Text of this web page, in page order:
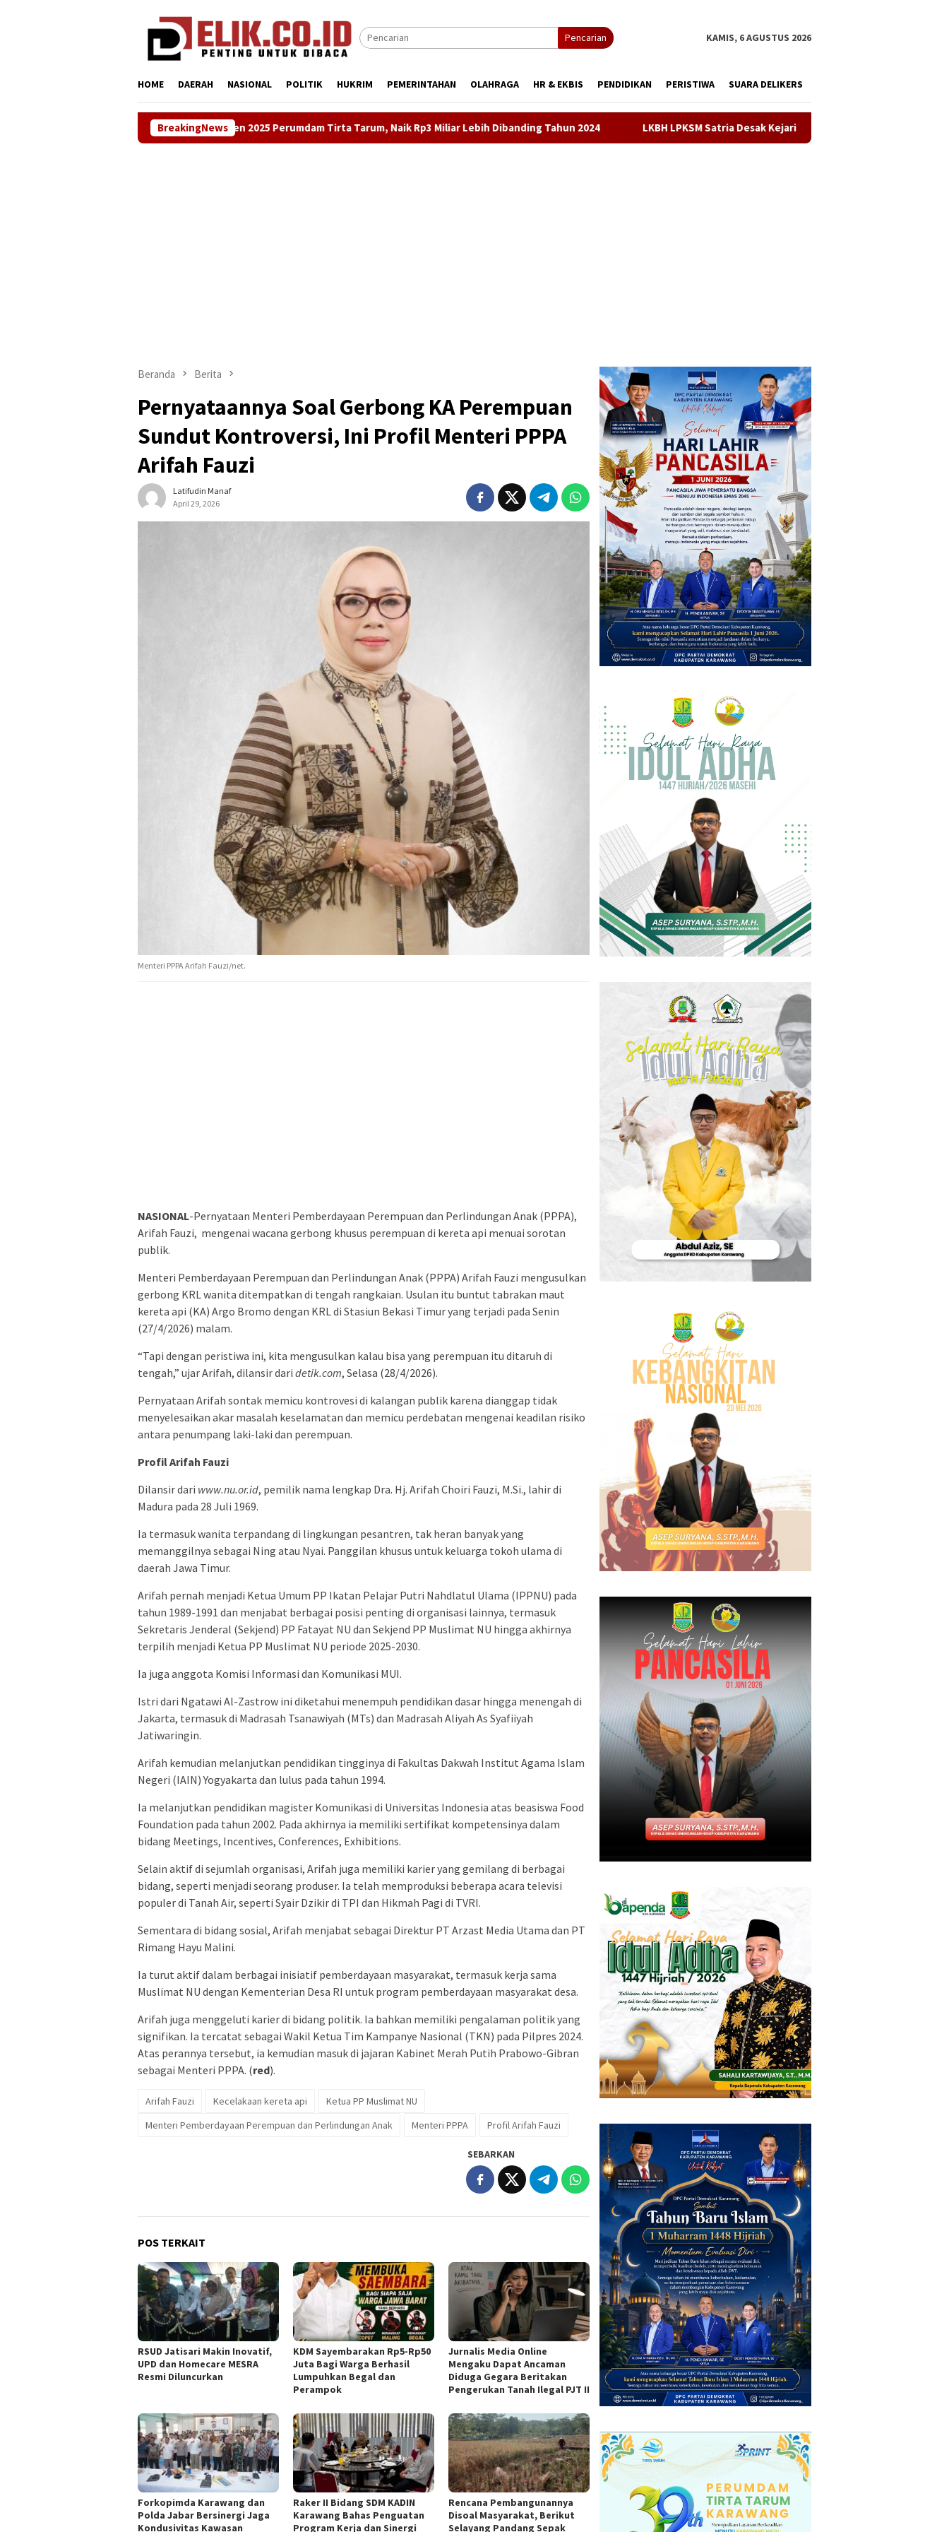
Pencarian KAMIS, 6 AGUSTUS 2026
HOME DAERAH NASIONAL POLITIK HUKRIM PEMERINTAHAN OLAHRAGA HR & EKBIS PENDIDIKAN PERISTIWA SUARA DELIKERS
BreakingNews
Kenaikan Dividen 2025 Perumdam Tirta Tarum, Naik Rp3 Miliar Lebih Dibanding Tahun 2024 LKBH LPKSM Satria Desak Kejari Karawang Segera Tetapkan Tersangka Kasus Dugaan KPR
Beranda Berita
Pernyataannya Soal Gerbong KA Perempuan
Sundut Kontroversi, Ini Profil Menteri PPPA
Arifah Fauzi
Latifudin Manaf
April 29, 2026
Menteri PPPA Arifah Fauzi/net.
NASIONAL-Pernyataan Menteri Pemberdayaan Perempuan dan Perlindungan Anak (PPPA),
Arifah Fauzi, mengenai wacana gerbong khusus perempuan di kereta api menuai sorotan
publik.
Menteri Pemberdayaan Perempuan dan Perlindungan Anak (PPPA) Arifah Fauzi mengusulkan
gerbong KRL wanita ditempatkan di tengah rangkaian. Usulan itu buntut tabrakan maut
kereta api (KA) Argo Bromo dengan KRL di Stasiun Bekasi Timur yang terjadi pada Senin
(27/4/2026) malam.
“Tapi dengan peristiwa ini, kita mengusulkan kalau bisa yang perempuan itu ditaruh di
tengah,” ujar Arifah, dilansir dari detik.com, Selasa (28/4/2026).
Pernyataan Arifah sontak memicu kontrovesi di kalangan publik karena dianggap tidak
menyelesaikan akar masalah keselamatan dan memicu perdebatan mengenai keadilan risiko
antara penumpang laki-laki dan perempuan.
Profil Arifah Fauzi
Dilansir dari www.nu.or.id, pemilik nama lengkap Dra. Hj. Arifah Choiri Fauzi, M.Si., lahir di
Madura pada 28 Juli 1969.
Ia termasuk wanita terpandang di lingkungan pesantren, tak heran banyak yang
memanggilnya sebagai Ning atau Nyai. Panggilan khusus untuk keluarga tokoh ulama di
daerah Jawa Timur.
Arifah pernah menjadi Ketua Umum PP Ikatan Pelajar Putri Nahdlatul Ulama (IPPNU) pada
tahun 1989-1991 dan menjabat berbagai posisi penting di organisasi lainnya, termasuk
Sekretaris Jenderal (Sekjend) PP Fatayat NU dan Sekjend PP Muslimat NU hingga akhirnya
terpilih menjadi Ketua PP Muslimat NU periode 2025-2030.
Ia juga anggota Komisi Informasi dan Komunikasi MUI.
Istri dari Ngatawi Al-Zastrow ini diketahui menempuh pendidikan dasar hingga menengah di
Jakarta, termasuk di Madrasah Tsanawiyah (MTs) dan Madrasah Aliyah As Syafiiyah
Jatiwaringin.
Arifah kemudian melanjutkan pendidikan tingginya di Fakultas Dakwah Institut Agama Islam
Negeri (IAIN) Yogyakarta dan lulus pada tahun 1994.
Ia melanjutkan pendidikan magister Komunikasi di Universitas Indonesia atas beasiswa Food
Foundation pada tahun 2002. Pada akhirnya ia memiliki sertifikat kompetensinya dalam
bidang Meetings, Incentives, Conferences, Exhibitions.
Selain aktif di sejumlah organisasi, Arifah juga memiliki karier yang gemilang di berbagai
bidang, seperti menjadi seorang produser. Ia telah memproduksi beberapa acara televisi
populer di Tanah Air, seperti Syair Dzikir di TPI dan Hikmah Pagi di TVRI.
Sementara di bidang sosial, Arifah menjabat sebagai Direktur PT Arzast Media Utama dan PT
Rimang Hayu Malini.
Ia turut aktif dalam berbagai inisiatif pemberdayaan masyarakat, termasuk kerja sama
Muslimat NU dengan Kementerian Desa RI untuk program pemberdayaan masyarakat desa.
Arifah juga menggeluti karier di bidang politik. Ia bahkan memiliki pengalaman politik yang
signifikan. Ia tercatat sebagai Wakil Ketua Tim Kampanye Nasional (TKN) pada Pilpres 2024.
Atas perannya tersebut, ia kemudian masuk di jajaran Kabinet Merah Putih Prabowo-Gibran
sebagai Menteri PPPA. (red).
Arifah Fauzi Kecelakaan kereta api
Ketua PP Muslimat NU
Menteri Pemberdayaan Perempuan dan Perlindungan Anak
Menteri PPPA Profil Arifah Fauzi
SEBARKAN
POS TERKAIT
RSUD Jatisari Makin Inovatif,
UPD dan Homecare MESRA
Resmi Diluncurkan
KDM Sayembarakan Rp5-Rp50
Juta Bagi Warga Berhasil
Lumpuhkan Begal dan
Perampok
Jurnalis Media Online
Mengaku Dapat Ancaman
Diduga Gegara Beritakan
Pengerukan Tanah Ilegal PJT II
Forkopimda Karawang dan
Polda Jabar Bersinergi Jaga
Kondusivitas Kawasan
Raker II Bidang SDM KADIN
Karawang Bahas Penguatan
Program Kerja dan Sinergi
Rencana Pembangunannya
Disoal Masyarakat, Berikut
Selayang Pandang Sepak